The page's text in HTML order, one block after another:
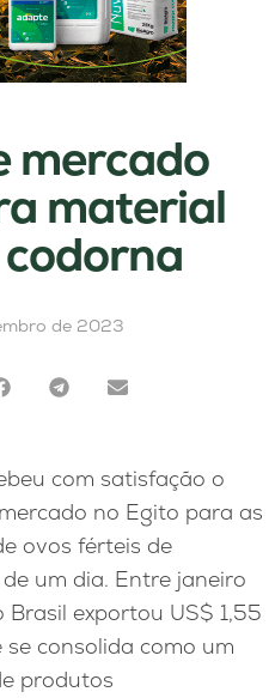
mercado
material
de 2023
com satisfação o
no Egito para as
ovos férteis de
um dia. Entre janeiro
exportou US$ 1,55
consolida como um
produtos